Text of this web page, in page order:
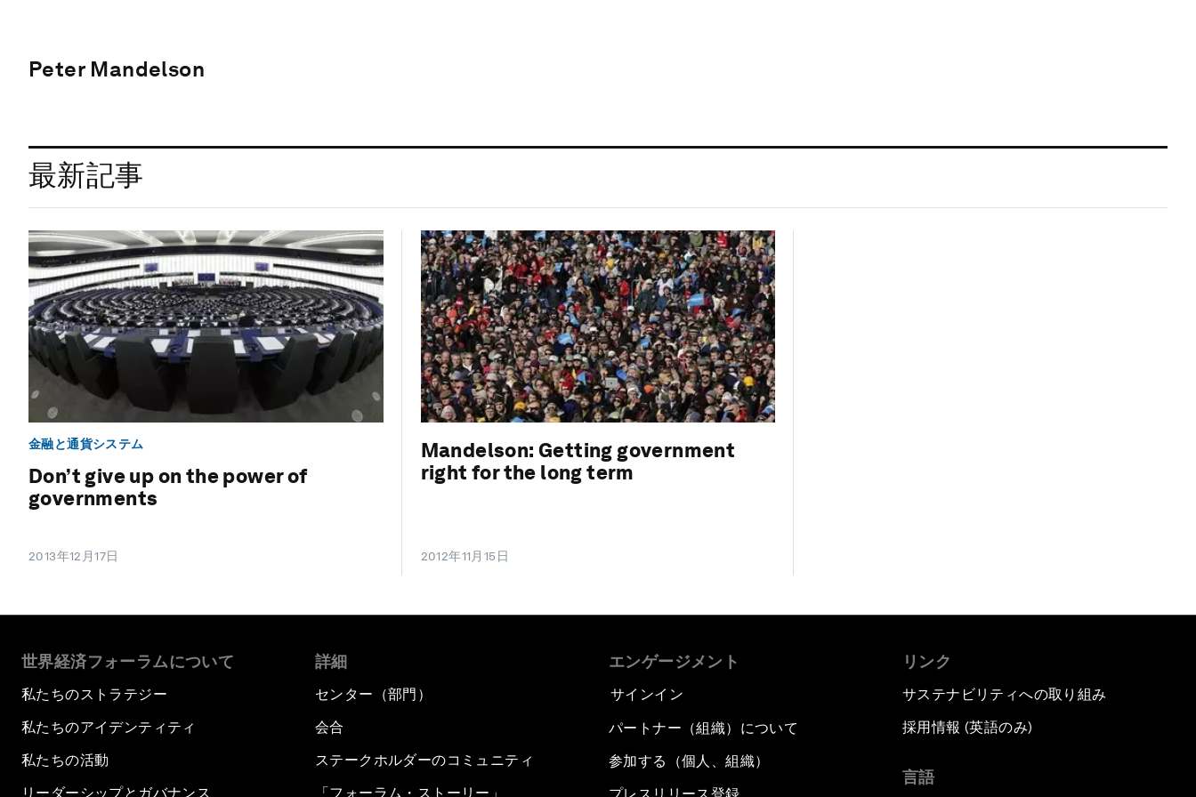
Peter Mandelson
最新記事
金融と通貨システム
Don’t give up on the power of
governments
2013年12月17日
Mandelson: Getting government
right for the long term
2012年11月15日
世界経済フォーラムについて
私たちのストラテジー
私たちのアイデンティティ
私たちの活動
リーダーシップとガバナンス
詳細
センター（部門）
会合
ステークホルダーのコミュニティ
「フォーラム・ストーリー」
エンゲージメント
サインイン
パートナー（組織）について
参加する（個人、組織）
リンク
サステナビリティへの取り組み
採用情報 (英語のみ)
言語